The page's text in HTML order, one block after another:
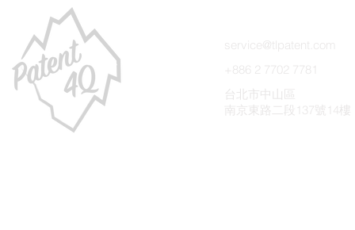
service@tlpatent.com
+886 2 7702 7781
台北市中山區
南京東路二段137號14樓